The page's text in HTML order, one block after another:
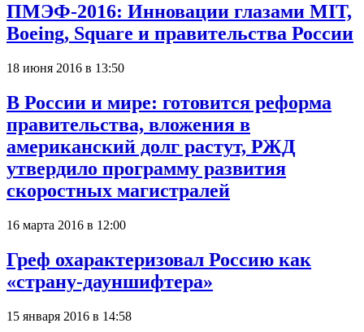
ПМЭФ-2016: Инновации глазами MIT,
Boeing, Square и правительства России
18 июня 2016 в 13:50
В России и мире: готовится реформа
правительства, вложения в
американский долг растут, РЖД
утвердило программу развития
скоростных магистралей
16 марта 2016 в 12:00
Греф охарактеризовал Россию как
«страну-дауншифтера»
15 января 2016 в 14:58